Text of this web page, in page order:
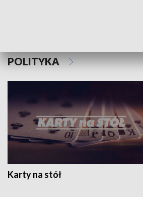
POLITYKA
Karty na stół